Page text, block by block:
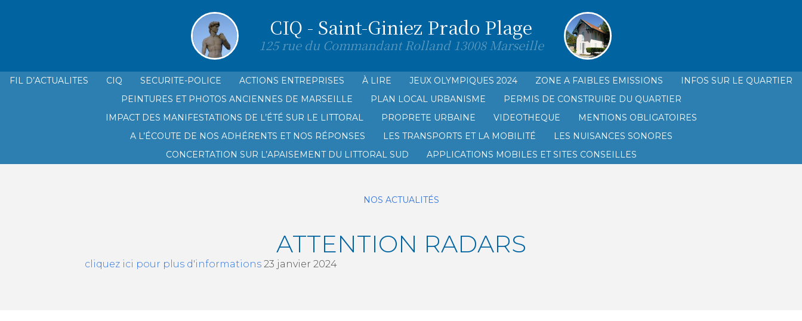
CIQ - Saint-Giniez Prado Plage
125 rue du Commandant Rolland 13008 Marseille
FIL D’ACTUALITES CIQ
LE CIQ SAINT GINIEZ PRADO PLAGE
SECURITE-POLICE ACTIONS ENTREPRISES À LIRE JEUX OLYMPIQUES 2024 ZONE A FAIBLES EMISSIONS
INFOS SUR LE QUARTIER
PEINTURES ET PHOTOS ANCIENNES DE MARSEILLE
PLAN LOCAL URBANISME
PERMIS DE CONSTRUIRE DU QUARTIER
IMPACT DES MANIFESTATIONS DE L’ÉTÉ SUR LE LITTORAL
PROPRETE URBAINE VIDEOTHEQUE
MENTIONS OBLIGATOIRES
A L’ÉCOUTE DE NOS ADHÉRENTS ET NOS RÉPONSES
LES TRANSPORTS ET LA MOBILITÉ
LES NUISANCES SONORES
CONCERTATION SUR L’APAISEMENT DU LITTORAL SUD
APPLICATIONS MOBILES ET SITES CONSEILLES
NOS ACTUALITÉS
ATTENTION RADARS
cliquez ici pour plus d'informations 23 janvier 2024